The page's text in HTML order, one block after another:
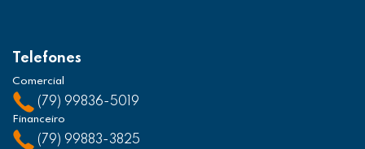
Telefones
Comercial
(79) 99836-5019
Financeiro
(79) 99883-3825